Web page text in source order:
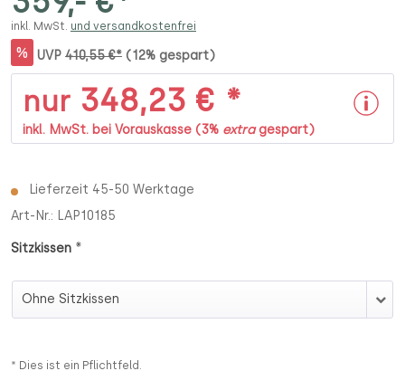
inkl. MwSt. und versandkostenfrei
% UVP 410,55 €* (12% gespart)
nur 348,23 € *
inkl. MwSt. bei Vorauskasse (3% extragespart)
Lieferzeit 45-50 Werktage
Art-Nr.: LAP10185
Sitzkissen *
Sitzkissen
* Dies ist ein Pflichtfeld.